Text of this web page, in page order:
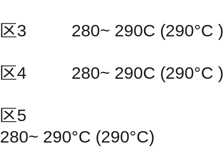
区3 280~ 290C (290°C )
区4 280~ 290C (290°C )
区5
280~ 290°C (290°C)